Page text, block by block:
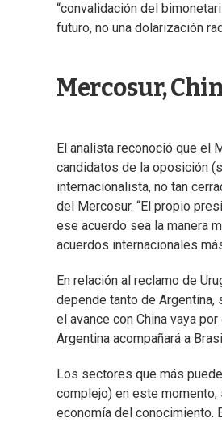
“convalidación del
futuro, no una dolarización
Mercosur,
El analista reconoció que el
candidatos de la oposición
internacionalista, no tan
del Mercosur. “El propio
ese acuerdo sea la manera
acuerdos internacionales
En relación al reclamo de
depende tanto de Argentina,
el avance con China vaya
Argentina acompañará a
Los sectores que más
complejo) en este momento,
economía del conocimiento.